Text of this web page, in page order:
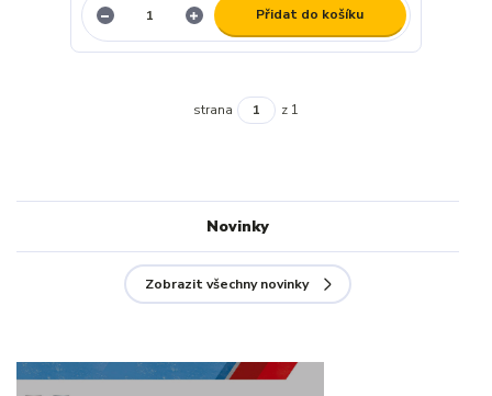
Přidat do košíku
strana z 1
Novinky
Zobrazit všechny novinky